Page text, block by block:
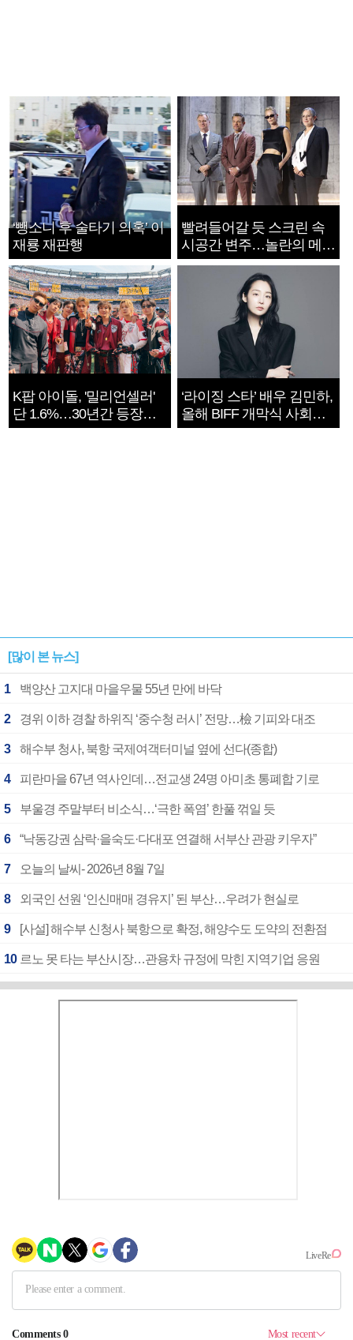
‘뺑소니 후 술타기 의혹’ 이
재룡 재판행
빨려들어갈 듯 스크린 속
시공간 변주…놀란의 메시
지는 ‘전쟁 속죄’
K팝 아이돌, '밀리언셀러'
단 1.6%…30년간 등장
1182개팀 전수조사
‘라이징 스타’ 배우 김민하,
올해 BIFF 개막식 사회자
확정
[많이 본 뉴스]
1 백양산 고지대 마을우물 55년 만에 바닥
2 경위 이하 경찰 하위직 ‘중수청 러시’ 전망…檢 기피와 대조
3 해수부 청사, 북항 국제여객터미널 옆에 선다(종합)
4 피란마을 67년 역사인데…전교생 24명 아미초 통폐합 기로
5 부울경 주말부터 비소식…‘극한 폭염’ 한풀 꺾일 듯
6 “낙동강권 삼락·을숙도·다대포 연결해 서부산 관광 키우자”
7 오늘의 날씨- 2026년 8월 7일
8 외국인 선원 ‘인신매매 경유지’ 된 부산…우려가 현실로
9 [사설] 해수부 신청사 북항으로 확정, 해양수도 도약의 전환점
10 르노 못 타는 부산시장…관용차 규정에 막힌 지역기업 응원